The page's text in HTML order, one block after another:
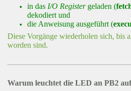
in das I/O Registergeladen (
dekodiert und
die Anweisung ausgeführt (
Diese Vorgänge wiederholen sich, bis
worden sind.
Warum leuchtet die LED an PB2